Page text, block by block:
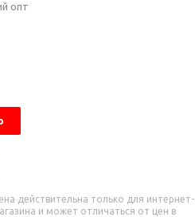
опт
действительна только для интернет-
и может отличаться от цен в